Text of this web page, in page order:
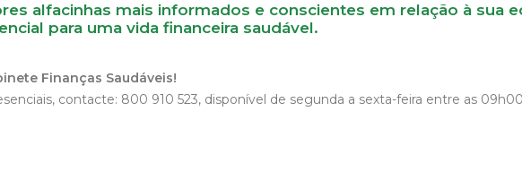
alfacinhas mais informados e conscientes em relação à sua
para uma vida financeira saudável.
Finanças Saudáveis!
contacte: 800 910 523, disponível de segunda a sexta-feira entre as